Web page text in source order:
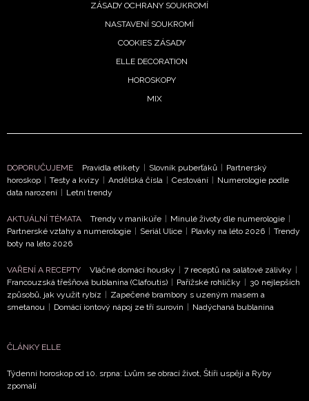
ZÁSADY OCHRANY SOUKROMÍ
NASTAVENÍ SOUKROMÍ
COOKIES ZÁSADY
ELLE DECORATION
HOROSKOPY
MIX
DOPORUČUJEME Pravidla etikety Slovník puberťáků
Partnerský
horoskop
Testy a kvízy Andělská čísla Cestování
Numerologie podle
data narození
Letní trendy
AKTUÁLNÍ TÉMATA Trendy v manikúře Minulé životy dle numerologie
Partnerské vztahy a numerologie
Seriál Ulice Plavky na léto 2026
Trendy
boty na léto 2026
VAŘENÍ A RECEPTY Vláčné domácí housky 7 receptů na salátové zálivky
Francouzská třešňová bublanina (Clafoutis)
Pařížské rohlíčky
30 nejlepších
způsobů, jak využít rybíz
Zapečené brambory s uzeným masem a
smetanou
Domácí iontový nápoj ze tří surovin Nadýchaná bublanina
ČLÁNKY ELLE
Týdenní horoskop od 10. srpna: Lvům se obrací život, Štíři uspějí a Ryby
zpomalí